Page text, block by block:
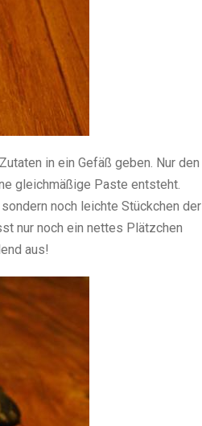
in ein Gefäß geben. Nur den
gleichmäßige Paste entsteht.
noch leichte Stückchen der
nur noch ein nettes Plätzchen
aus!